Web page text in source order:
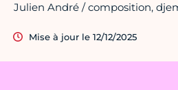
Julien André / composition,
Mise à jour le 12/12/2025